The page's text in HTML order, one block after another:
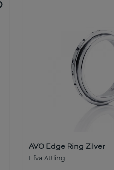
AVO Edge Ring Zilver
Efva Attling